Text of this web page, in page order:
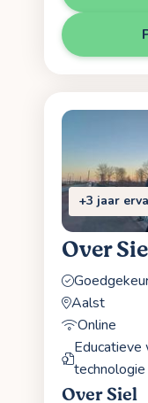
+3 jaar
Over
Aalst
Online
Educatieve
technologie
Over Siel